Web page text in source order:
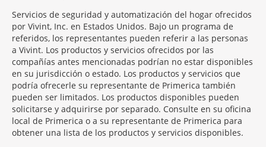
Servicios de seguridad y automatización del hogar ofrecidos
por Vivint, Inc. en Estados Unidos. Bajo un programa de
referidos, los representantes pueden referir a las personas
a Vivint. Los productos y servicios ofrecidos por las
compañías antes mencionadas podrían no estar disponibles
en su jurisdicción o estado. Los productos y servicios que
podría ofrecerle su representante de Primerica también
pueden ser limitados. Los productos disponibles pueden
solicitarse y adquirirse por separado. Consulte en su oficina
local de Primerica o a su representante de Primerica para
obtener una lista de los productos y servicios disponibles.